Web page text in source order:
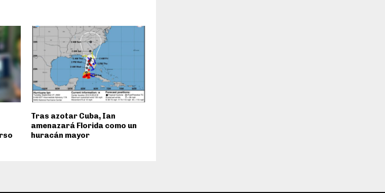
Tras azotar Cuba, Ian
amenazará Florida como un
huracán mayor